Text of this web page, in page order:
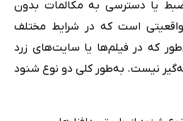
یا دسترسی به مکالمات بدون
است که در شرایط مختلف
که در فیلم‌ها یا سایت‌های زرد
نیست. به‌طور کلی دو نوع شنود